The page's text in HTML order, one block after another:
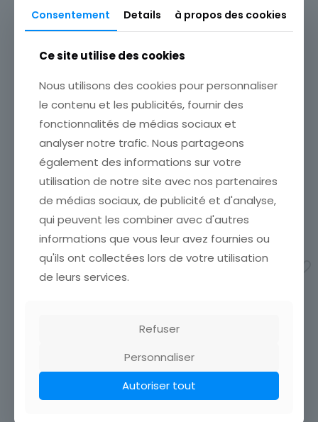
CARTE POSTALE CORNICHE
DE L ESTEREL PRES D AGAY
BORD DE MER
CARTE POSTALE CORNICHE
DE L ESTEREL PRES D AGAY
BORD DE MER
3,00 €
Ajouter au panier
CARTE POSTALE BASSIN DE
SAINT CHRISTOPHE
SORTIE DES EAUX
ETAT VOIR SCAN Cumulez
vos achats en visitant ma
boutique afin de réduire
vos frais de port. Emballage
Soigné !!!
5,00€
Consentement Details à propos des cookies
Ce site utilise des cookies
Nous utilisons des cookies pour personnaliser
le contenu et les publicités, fournir des
fonctionnalités de médias sociaux et
analyser notre trafic. Nous partageons
également des informations sur votre
utilisation de notre site avec nos partenaires
de médias sociaux, de publicité et d'analyse,
qui peuvent les combiner avec d'autres
informations que vous leur avez fournies ou
qu'ils ont collectées lors de votre utilisation
de leurs services.
Refuser
Personnaliser
Autoriser tout